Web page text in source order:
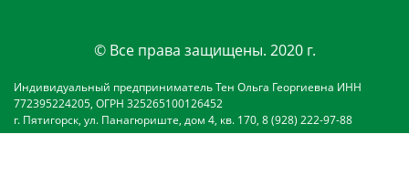
© Все права защищены. 2020 г.
Индивидуальный предприниматель Тен Ольга Георгиевна ИНН
772395224205, ОГРН 325265100126452
г. Пятигорск, ул. Панагюриште, дом 4, кв. 170, 8 (928) 222-97-88